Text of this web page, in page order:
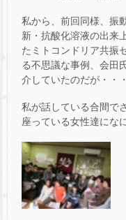
私から、前回同様、振
新・抗酸化溶液の出来
たミトコンドリア共振
る不思議な事例、会田
介していたのだが・・・
私が話している合間で
座っている女性達にな